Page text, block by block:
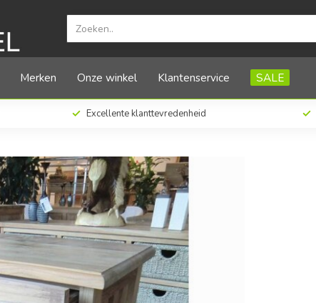
Merken Onze winkel Klantenservice SALE
Excellente klanttevredenheid
1 lade